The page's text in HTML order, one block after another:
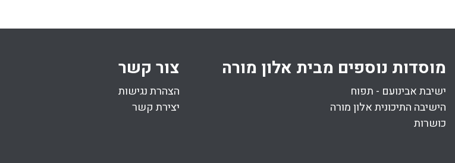
מוסדות נוספים מבית אלון מורה
ישיבת אבינועם - תפוח
הישיבה התיכונית אלון מורה
כושרות
צור קשר
הצהרת נגישות
יצירת קשר